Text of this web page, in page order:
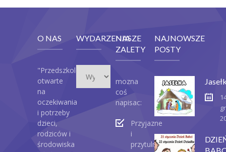
O NAS
"Przedszkole
otwarte
na
oczekiwania
i potrzeby
dzieci,
rodziców i
środowiska
WYDARZENIA
NASZE
ZALETY
mozna
coś
napisac:
Przyjazne
i
przytulne
NAJNOWSZE
POSTY